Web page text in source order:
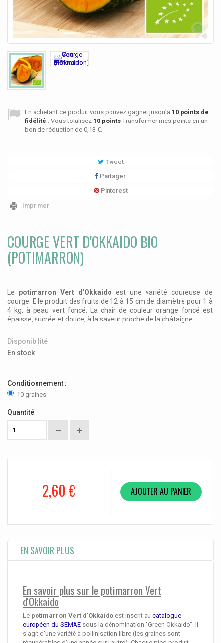
En achetant ce produit vous pouvez gagner jusqu'a 10 points de
fidélité . Vous totalisez 10 points Transformer mes points en un
bon de réduction de 0,13 €.
Tweet
Partager
Pinterest
Imprimer
COURGE VERT D'OKKAIDO BIO
(POTIMARRON)
Le potimarron Vert d'Okkaido est une variété coureuse de
courge. Elle produit des fruits de 12 à 15 cm de diamètre pour 1 à
4 kg, à peau vert foncé. La chair de couleur orange foncé est
épaisse, sucrée et douce, à la saveur proche de la châtaigne.
Disponibilité
En stock
Conditionnement :
10 graines
Quantité
2,60 € AJOUTER AU PANIER
EN SAVOIR PLUS
En savoir plus sur le potimarron Vert
d'Okkaido
Le potimarron Vert d'Okkaido est inscrit au catalogue
européen du SEMAE sous la dénomination "Green Okkaido". Il
s'agit d'une variété à pollinisation libre (les graines sont